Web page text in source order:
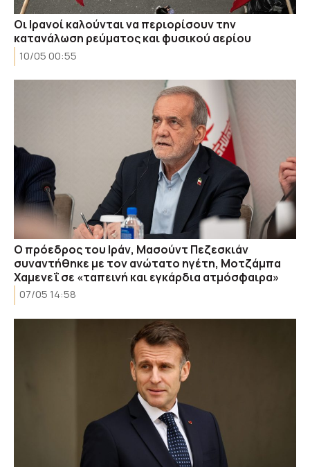
Οι Ιρανοί καλούνται να περιορίσουν την
κατανάλωση ρεύματος και φυσικού αερίου
10/05 00:55
O πρόεδρος του Ιράν, Μασούντ Πεζεσκιάν
συναντήθηκε με τον ανώτατο ηγέτη, Μοτζάμπα
Χαμενεΐ σε «ταπεινή και εγκάρδια ατμόσφαιρα»
07/05 14:58